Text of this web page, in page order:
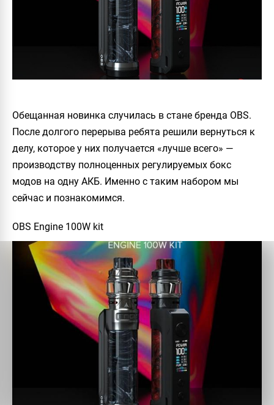
Обещанная новинка случилась в стане бренда OBS.
После долгого перерыва ребята решили вернуться к
делу, которое у них получается «лучше всего» —
производству полноценных регулируемых бокс
модов на одну АКБ. Именно с таким набором мы
сейчас и познакомимся.
OBS Engine 100W kit